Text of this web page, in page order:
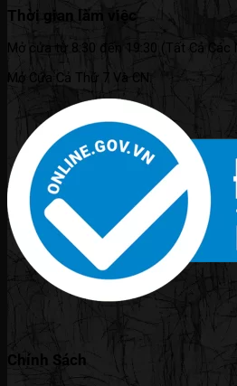
Thời gian làm việc
Mở cửa từ 8:30 đến 19:30 (Tất Cả Các
Mở Cửa Cả Thứ 7 Và CN.
Chính Sách